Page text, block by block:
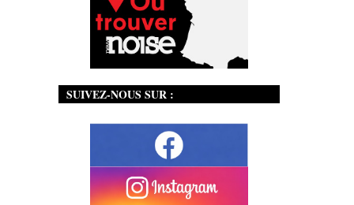
SUIVEZ-NOUS SUR :